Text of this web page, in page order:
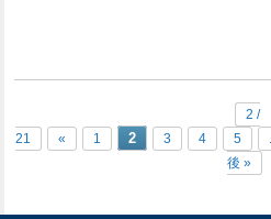
2 /
21
« 1 2 3 4 5
後 »